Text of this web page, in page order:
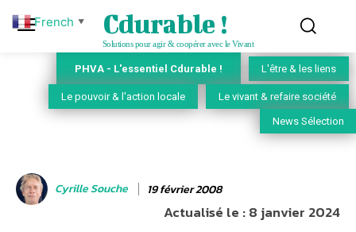
Cdurable !
Solutions pour agir & coopérer avec le Vivant
PHVA - L'essentiel Cdurable ! L'être & les liens
Le pouvoir & l'action locale Le vivant & refaire société
News Sélection
Cyrille Souche 19 février 2008
Actualisé le :8 janvier 2024
French ▼